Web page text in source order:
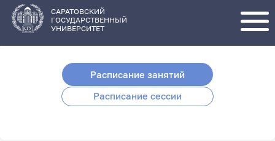
основному
содержанию
САРАТОВСКИЙ
ГОСУДАРСТВЕННЫЙ
УНИВЕРСИТЕТ
Расписание занятий
Расписание сессии